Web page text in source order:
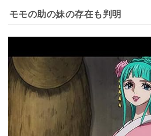
モモの助の妹の存在も判明